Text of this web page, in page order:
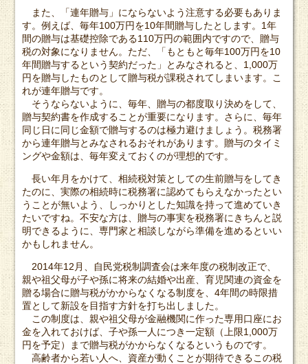
また、「連年贈与」にならないよう注意する必要もありま
す。例えば、毎年100万円を10年間贈与したとします。1年
間の贈与は基礎控除である110万円の範囲内ですので、贈与
税の対象になりません。ただ、「もともと毎年100万円を10
年間贈与するという契約だった」とみなされると、1,000万
円を贈与したものとして贈与税が課税されてしまいます。こ
れが連年贈与です。
そうならないように、毎年、贈与の都度取り決めをして、
贈与契約書を作成することが重要になります。さらに、毎年
同じ日に同じ金額で贈与するのは極力避けましょう。税務署
から連年贈与とみなされるおそれがあります。贈与のタイミ
ングや金額は、毎年変えておくのが理想的です。
長い年月をかけて、相続税対策としての生前贈与をしてき
たのに、実際の相続時に税務署に認めてもらえなかったとい
うことが無いよう、しっかりとした知識を持って進めていき
たいですね。不安な方は、贈与の事実を税務署にきちんと説
明できるように、専門家と相談しながら準備を進めるといい
かもしれません。
2014年12月、自民党税制調査会は来年度の税制改正で、
親や祖父母が子や孫に将来の結婚や出産、育児関連の資金を
贈る場合に贈与税がかからなくなる制度を、4年間の時限措
置として新設を目指す方針を打ち出しました。
この制度は、親や祖父母が金融機関に作った専用口座にお
金を入れておけば、子や孫一人につき一定額（上限1,000万
円を予定）まで贈与税がかからなくなるというものです。
高齢者から若い人へ、資産が動くことが期待できるこの税